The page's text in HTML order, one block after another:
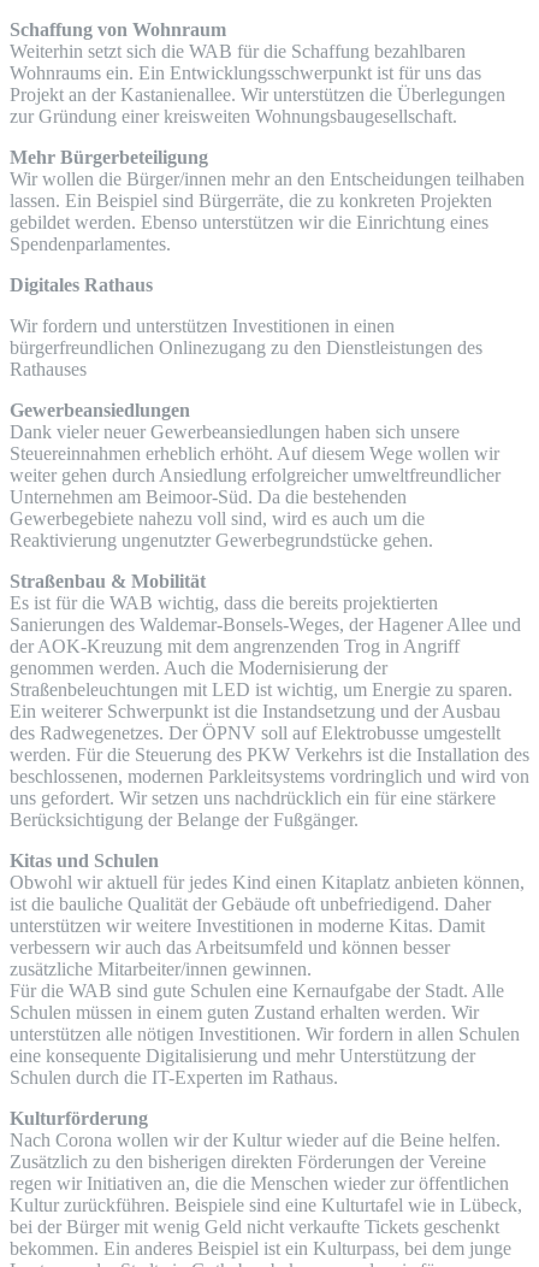
Schaffung von Wohnraum
Weiterhin setzt sich die WAB für die Schaffung bezahlbaren
Wohnraums ein. Ein Entwicklungsschwerpunkt ist für uns das
Projekt an der Kastanienallee. Wir unterstützen die Überlegungen
zur Gründung einer kreisweiten Wohnungsbaugesellschaft.
Mehr Bürgerbeteiligung
Wir wollen die Bürger/innen mehr an den Entscheidungen teilhaben
lassen. Ein Beispiel sind Bürgerräte, die zu konkreten Projekten
gebildet werden. Ebenso unterstützen wir die Einrichtung eines
Spendenparlamentes.
Digitales Rathaus
Wir fordern und unterstützen Investitionen in einen
bürgerfreundlichen Onlinezugang zu den Dienstleistungen des
Rathauses
Gewerbeansiedlungen
Dank vieler neuer Gewerbeansiedlungen haben sich unsere
Steuereinnahmen erheblich erhöht. Auf diesem Wege wollen wir
weiter gehen durch Ansiedlung erfolgreicher umweltfreundlicher
Unternehmen am Beimoor-Süd. Da die bestehenden
Gewerbegebiete nahezu voll sind, wird es auch um die
Reaktivierung ungenutzter Gewerbegrundstücke gehen.
Straßenbau & Mobilität
Es ist für die WAB wichtig, dass die bereits projektierten
Sanierungen des Waldemar-Bonsels-Weges, der Hagener Allee und
der AOK-Kreuzung mit dem angrenzenden Trog in Angriff
genommen werden. Auch die Modernisierung der
Straßenbeleuchtungen mit LED ist wichtig, um Energie zu sparen.
Ein weiterer Schwerpunkt ist die Instandsetzung und der Ausbau
des Radwegenetzes. Der ÖPNV soll auf Elektrobusse umgestellt
werden. Für die Steuerung des PKW Verkehrs ist die Installation des
beschlossenen, modernen Parkleitsystems vordringlich und wird von
uns gefordert. Wir setzen uns nachdrücklich ein für eine stärkere
Berücksichtigung der Belange der Fußgänger.
Kitas und Schulen
Obwohl wir aktuell für jedes Kind einen Kitaplatz anbieten können,
ist die bauliche Qualität der Gebäude oft unbefriedigend. Daher
unterstützen wir weitere Investitionen in moderne Kitas. Damit
verbessern wir auch das Arbeitsumfeld und können besser
zusätzliche Mitarbeiter/innen gewinnen.
Für die WAB sind gute Schulen eine Kernaufgabe der Stadt. Alle
Schulen müssen in einem guten Zustand erhalten werden. Wir
unterstützen alle nötigen Investitionen. Wir fordern in allen Schulen
eine konsequente Digitalisierung und mehr Unterstützung der
Schulen durch die IT-Experten im Rathaus.
Kulturförderung
Nach Corona wollen wir der Kultur wieder auf die Beine helfen.
Zusätzlich zu den bisherigen direkten Förderungen der Vereine
regen wir Initiativen an, die die Menschen wieder zur öffentlichen
Kultur zurückführen. Beispiele sind eine Kulturtafel wie in Lübeck,
bei der Bürger mit wenig Geld nicht verkaufte Tickets geschenkt
bekommen. Ein anderes Beispiel ist ein Kulturpass, bei dem junge